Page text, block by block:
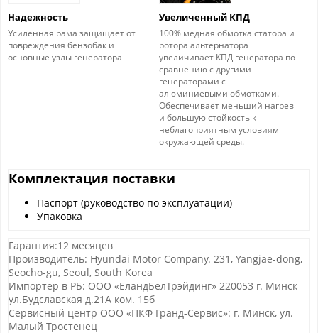
Надежность
Усиленная рама защищает от
повреждения бензобак и
основные узлы генератора
Увеличенный КПД
100% медная обмотка статора и
ротора альтернатора
увеличивает КПД генератора по
сравнению с другими
генераторами с
алюминиевыми обмотками.
Обеспечивает меньший нагрев
и большую стойкость к
неблагоприятным условиям
окружающей среды.
Комплектация поставки
Паспорт (руководство по эксплуатации)
Упаковка
Гарантия:12 месяцев
Производитель: Hyundai Motor Company. 231, Yangjae-dong,
Seocho-gu, Seoul, South Korea
Импортер в РБ: ООО «ЕландБелТрэйдинг» 220053 г. Минск
ул.Будславская д.21А ком. 15б
Сервисный центр ООО «ПКФ Гранд-Сервис»: г. Минск, ул.
Малый Тростенец